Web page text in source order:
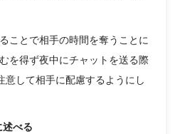
ことで相手の時間を奪うことに
を得ず夜中にチャットを送る際
意して相手に配慮するようにし
べる